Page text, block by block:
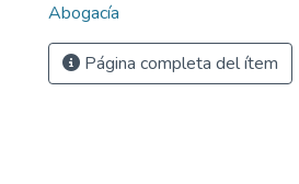
Abogacía
Página completa del ítem